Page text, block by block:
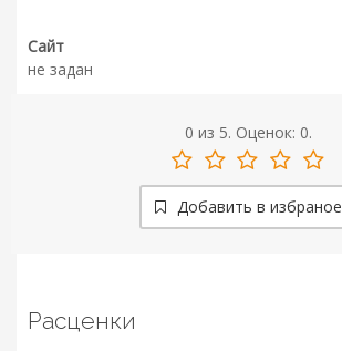
Сайт
не задан
0 из 5. Оценок: 0.
Добавить в избраное
Расценки